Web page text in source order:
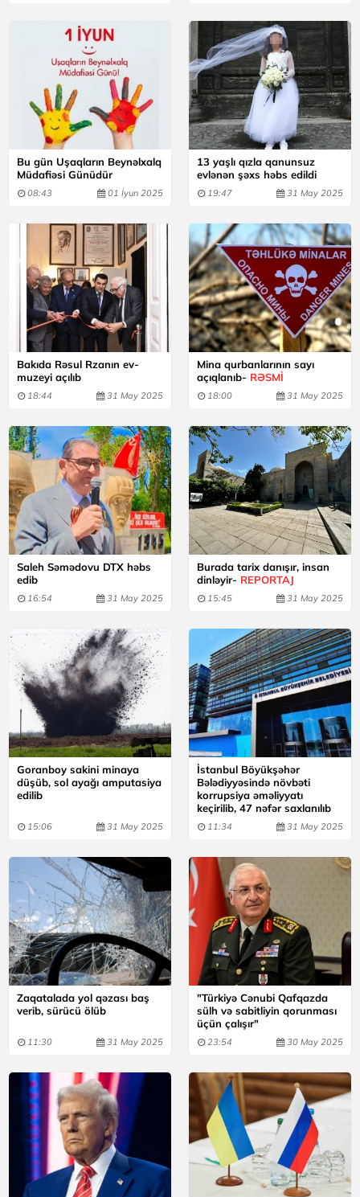
Bu gün Uşaqların Beynəlxalq
Müdafiəsi Günüdür
08:43 01 İyun 2025
13 yaşlı qızla qanunsuz
evlənən şəxs həbs edildi
19:47 31 May 2025
Bakıda Rəsul Rzanın ev-
muzeyi açılıb
18:44 31 May 2025
Mina qurbanlarının sayı
açıqlanıb- RƏSMİ
18:00 31 May 2025
Saleh Səmədovu DTX həbs
edib
16:54 31 May 2025
Burada tarix danışır, insan
dinləyir- REPORTAJ
15:45 31 May 2025
Goranboy sakini minaya
düşüb, sol ayağı amputasiya
edilib
15:06 31 May 2025
İstanbul Böyükşəhər
Bələdiyyəsində növbəti
korrupsiya əməliyyatı
keçirilib, 47 nəfər saxlanılıb
11:34 31 May 2025
Zaqatalada yol qəzası baş
verib, sürücü ölüb
11:30 31 May 2025
"Türkiyə Cənubi Qafqazda
sülh və sabitliyin qorunması
üçün çalışır"
23:54 30 May 2025